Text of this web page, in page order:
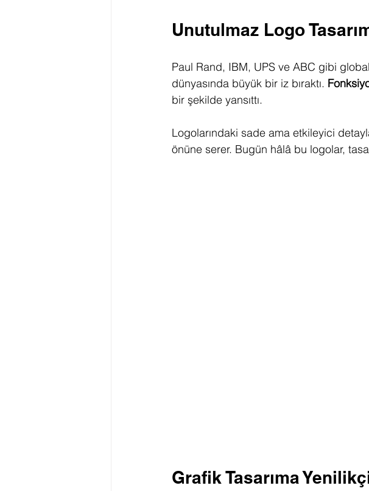
Unutulmaz Logo
Paul Rand, IBM, UPS ve ABC gibi
dünyasında büyük bir iz bıraktı.
bir şekilde yansıttı.
Logolarındaki sade ama etkileyici
önüne serer. Bugün hâlâ bu logolar,
Grafik Tasarıma